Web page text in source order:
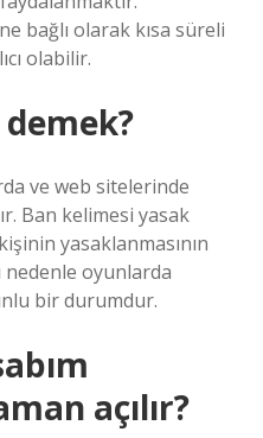
bağlı olarak kısa süreli
olabilir.
ve web sitelerinde
Ban kelimesi yasak
yasaklanmasının
nedenle oyunlarda
bir durumdur.
açılır?